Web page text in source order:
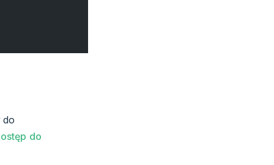
do
do